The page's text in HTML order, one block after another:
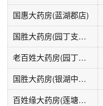
国惠大药房(蓝湖郡店)
国胜大药房(园丁支路店)
老百姓大药房(园丁小区店)
国胜大药房(银湖中路店)
百姓缘大药房(莲塘新村店)